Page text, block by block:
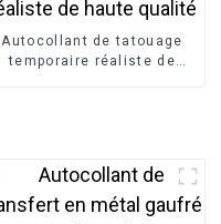
Autocollant de tatouage
temporaire réaliste de